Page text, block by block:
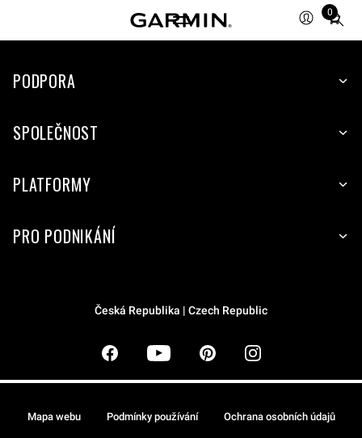
0
Total
items
cart:
PODPORA
SPOLEČNOST
PLATFORMY
PRO PODNIKÁNÍ
Česká Republika | Czech Republic
Mapa webu Podmínky používání Ochrana osobních údajů